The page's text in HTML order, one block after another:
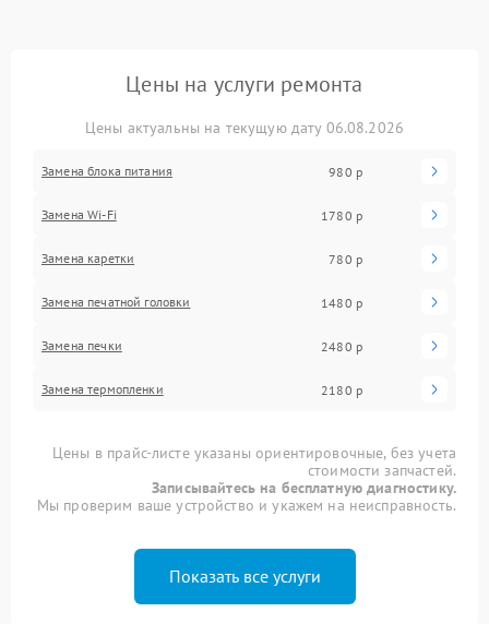
Цены на услуги ремонта
Цены актуальны на текущую дату 06.08.2026
Замена блока питания 980 р
Замена Wi-Fi 1780 р
Замена каретки 780 р
Замена печатной головки 1480 р
Замена печки 2480 р
Замена термопленки 2180 р
Цены в прайс-листе указаны ориентировочные, без учета
стоимости запчастей.
Записывайтесь на бесплатную диагностику.
Мы проверим ваше устройство и укажем на неисправность.
Показать все услуги